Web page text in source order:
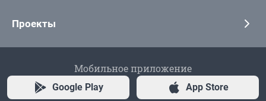
Проекты
Мобильное приложение
Google Play App Store